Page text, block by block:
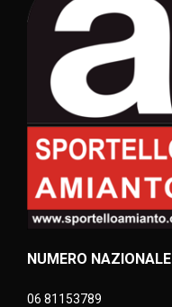
NUMERO NAZIONALE
06 81153789